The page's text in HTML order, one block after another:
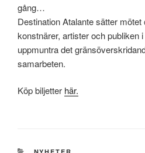
gång…
Destination Atalante sätter
konstnärer, artister och publiken
uppmuntra det
samarbeten.
Köp biljetter här.
KATEGORIER